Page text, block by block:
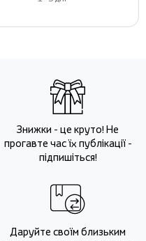
Знижки - це круто! Не
прогавте час їх публікації -
підпишіться!
Даруйте своїм близьким